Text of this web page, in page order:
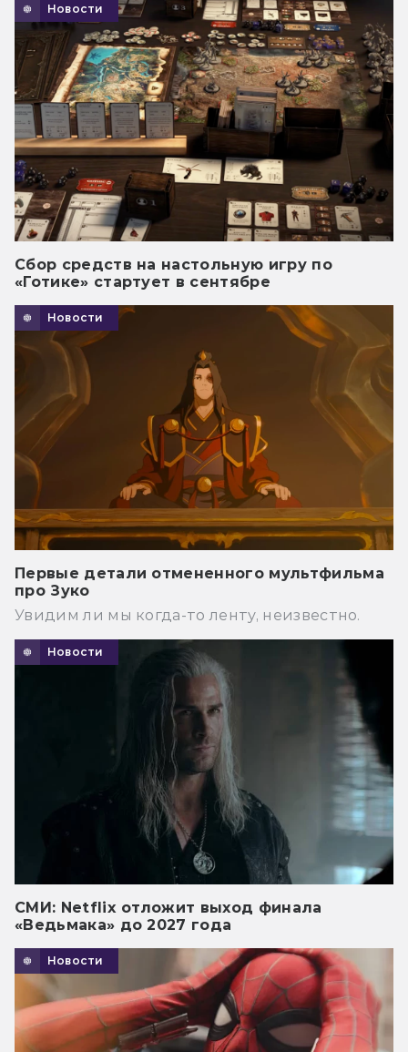
Новости
Сбор средств на настольную игру по
«Готике» стартует в сентябре
Новости
Первые детали отмененного мультфильма
про Зуко
Увидим ли мы когда-то ленту, неизвестно.
Новости
СМИ: Netflix отложит выход финала
«Ведьмака» до 2027 года
Новости